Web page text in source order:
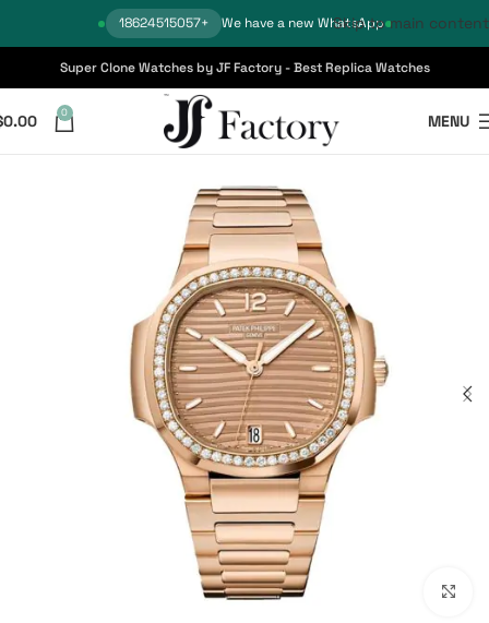
We have a new WhatsApp
+18624515057 Skip to main content
Super Clone Watches by JF Factory - Best Replica Watches
MENU
0
0.00